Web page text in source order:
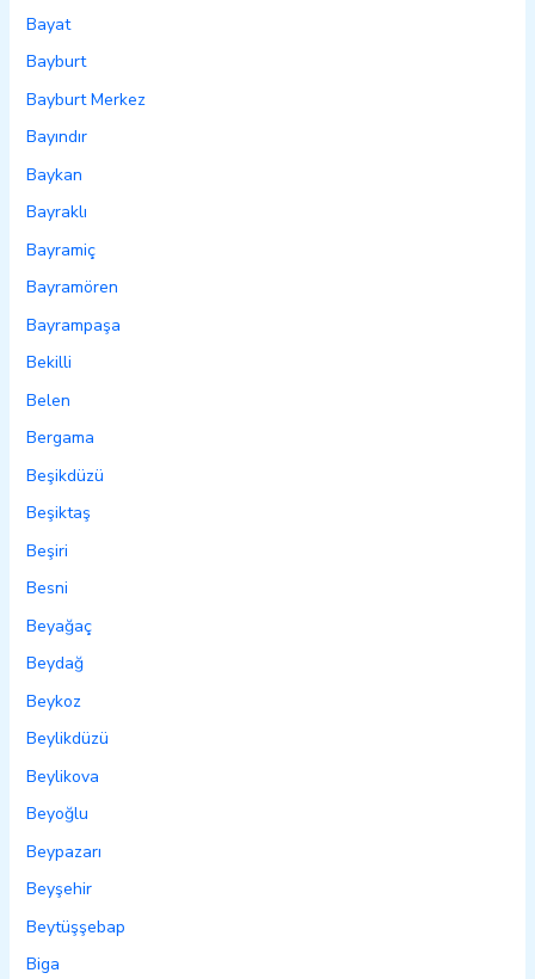
Bayat
Bayburt
Bayburt Merkez
Bayındır
Baykan
Bayraklı
Bayramiç
Bayramören
Bayrampaşa
Bekilli
Belen
Bergama
Beşikdüzü
Beşiktaş
Beşiri
Besni
Beyağaç
Beydağ
Beykoz
Beylikdüzü
Beylikova
Beyoğlu
Beypazarı
Beyşehir
Beytüşşebap
Biga